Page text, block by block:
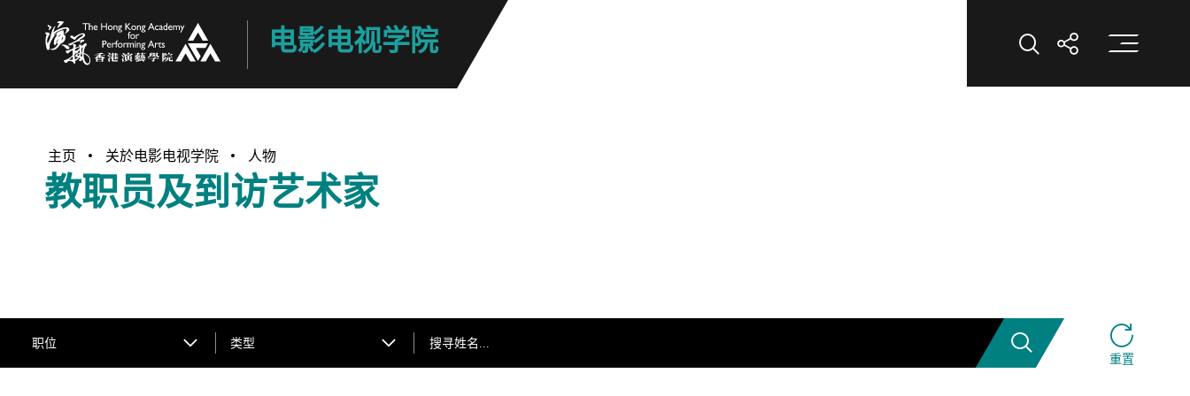
电影电视学院 打开搜索打开分享打
主页 关於电影电视学院 人物
教职员及到访艺术家
职位 类型
搜寻姓名... 搜索
重置